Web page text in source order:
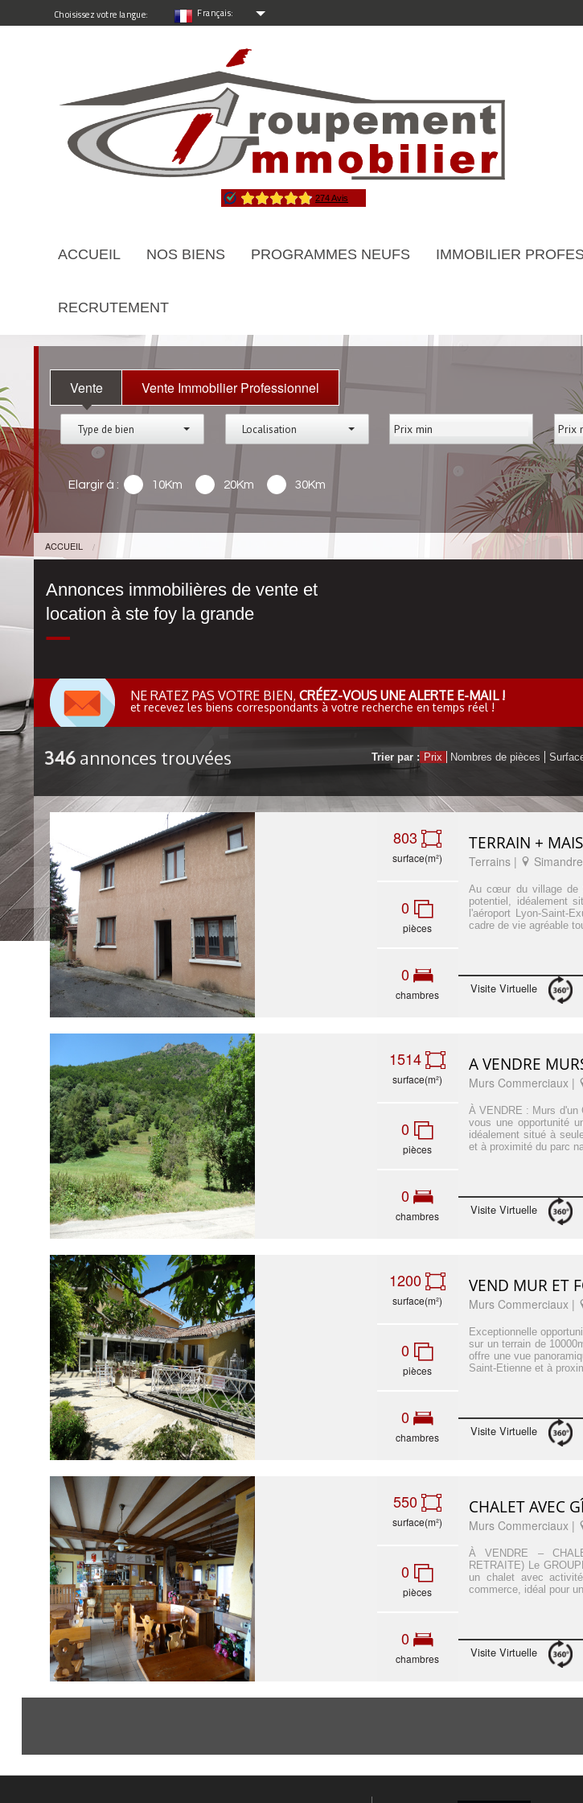
Choisissez votre langue: Français:
ACCUEIL NOS BIENS PROGRAMMES NEUFS IMMOBILIER
RECRUTEMENT
Vente Vente Immobilier Professionnel
Type de bien Localisation
Elargir à : 10Km 20Km 30Km
ACCUEIL
Annonces immobilières de vente et
location à ste foy la grande
NE RATEZ PAS VOTRE BIEN, CRÉEZ-VOUS UNE ALERTE E-MAIL !
et recevez les biens correspondants à votre recherche en temps réel !
346annonces trouvées Trier par : Prix Nombres de pièces
803
surface(m²)
0
pièces
0
chambres
TERRAIN +
Terrains |
Au cœur du village de
potentiel, idéalement
l'aéroport Lyon-Saint-
cadre de vie agréable
Visite Virtuelle
1514
surface(m²)
0
pièces
0
chambres
A VENDRE
Murs Commerciaux |
À VENDRE : Murs d'un
vous une opportunité
idéalement situé à
et à proximité du parc
Visite Virtuelle
1200
surface(m²)
0
pièces
0
chambres
VEND MUR ET
Murs Commerciaux |
Exceptionnelle
sur un terrain de
offre une vue
Saint-Etienne et à
Visite Virtuelle
550
surface(m²)
0
pièces
0
chambres
CHALET AVEC
Murs Commerciaux |
À VENDRE –
RETRAITE) Le
un chalet avec
commerce, idéal pour
Visite Virtuelle